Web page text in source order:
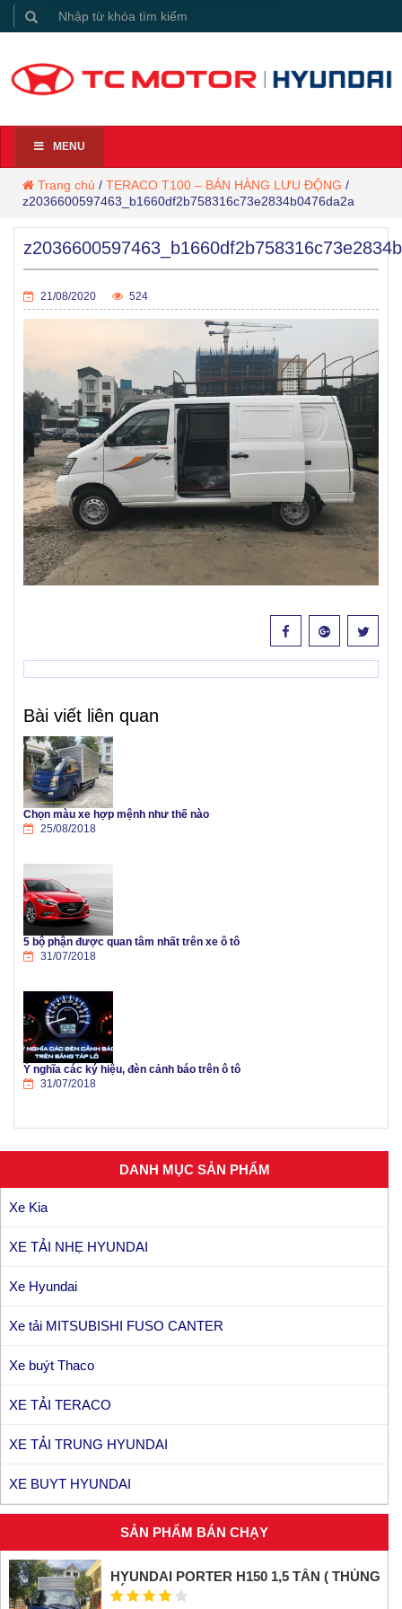
MENU
Trang chủ / TERACO T100 – BÁN HÀNG LƯU ĐỘNG /
z2036600597463_b1660df2b758316c73e2834b0476da2a
21/08/2020 524
Bài viết liên quan
Chọn màu xe hợp mệnh như thế nào
25/08/2018
5 bộ phận được quan tâm nhất trên xe ô tô
31/07/2018
Ý nghĩa các ký hiệu, đèn cảnh báo trên ô tô
31/07/2018
DANH MỤC SẢN PHẨM
Xe Kia
XE TẢI NHẸ HYUNDAI
Xe Hyundai
Xe tải MITSUBISHI FUSO CANTER
Xe buýt Thaco
XE TẢI TERACO
XE TẢI TRUNG HYUNDAI
XE BUYT HYUNDAI
SẢN PHẨM BÁN CHẠY
HYUNDAI PORTER H150 1,5 TẤN ( THÙNG
KÍN INOX)